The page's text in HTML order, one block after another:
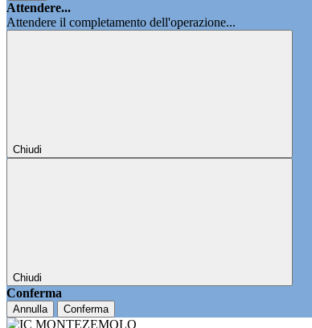
Attendere...
Attendere il completamento dell'operazione...
Chiudi
Chiudi
Conferma
Annulla Conferma